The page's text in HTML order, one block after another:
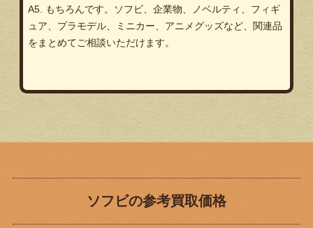
A5. もちろんです。ソフビ、企業物、ノベルティ、フィギ
ュア、プラモデル、ミニカー、アニメグッズなど、関連品
をまとめてご相談いただけます。
ソフビの参考買取価格